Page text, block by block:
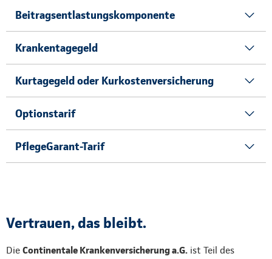
Beitragsentlastungskomponente
Krankentagegeld
Kurtagegeld oder Kurkostenversicherung
Optionstarif
PflegeGarant-Tarif
Vertrauen, das bleibt.
Die Continentale Krankenversicherung a.G. ist Teil des